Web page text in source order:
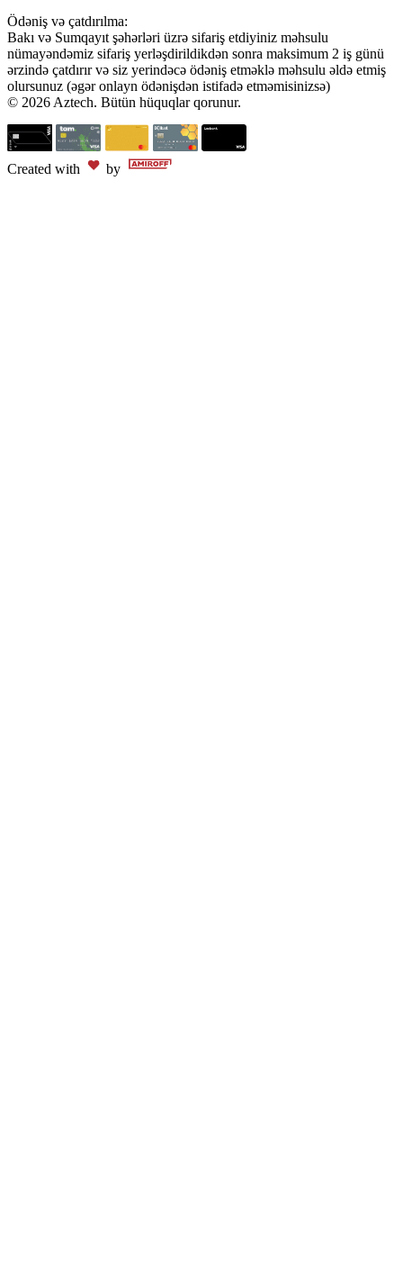
Ödəniş və çatdırılma:
Bakı və Sumqayıt şəhərləri üzrə sifariş etdiyiniz məhsulu
nümayəndəmiz sifariş yerləşdirildikdən sonra maksimum 2 iş günü
ərzində çatdırır və siz yerindəcə ödəniş etməklə məhsulu əldə etmiş
olursunuz (əgər onlayn ödənişdən istifadə etməmisinizsə)
© 2026 Aztech. Bütün hüquqlar qorunur.
Created with by